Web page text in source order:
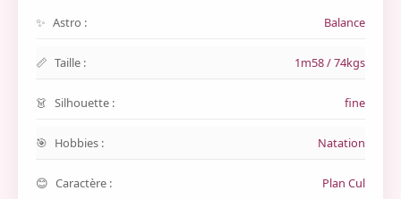
Astro : Balance
Taille : 1m58 / 74kgs
Silhouette : fine
Hobbies : Natation
Caractère : Plan Cul